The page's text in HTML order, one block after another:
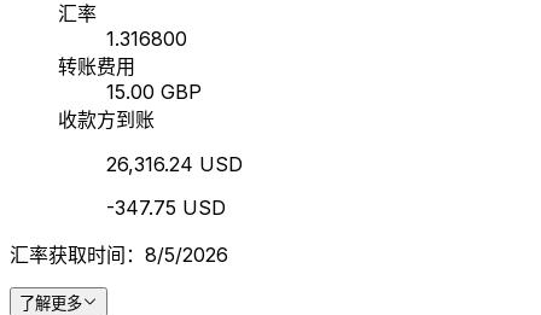
汇率
1.316800
转账费用
15.00 GBP
收款方到账
26,316.24 USD
-347.75 USD
汇率获取时间：8/5/2026
了解更多